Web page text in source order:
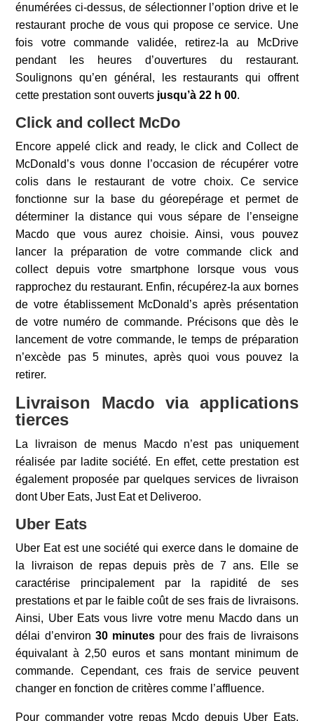
énumérées ci-dessus, de sélectionner l’option drive et le
restaurant proche de vous qui propose ce service. Une
fois votre commande validée, retirez-la au McDrive
pendant les heures d’ouvertures du restaurant.
Soulignons qu’en général, les restaurants qui offrent
cette prestation sont ouverts jusqu’à 22 h 00.
Click and collect McDo
Encore appelé click and ready, le click and Collect de
McDonald’s vous donne l’occasion de récupérer votre
colis dans le restaurant de votre choix. Ce service
fonctionne sur la base du géorepérage et permet de
déterminer la distance qui vous sépare de l’enseigne
Macdo que vous aurez choisie. Ainsi, vous pouvez
lancer la préparation de votre commande click and
collect depuis votre smartphone lorsque vous vous
rapprochez du restaurant. Enfin, récupérez-la aux bornes
de votre établissement McDonald’s après présentation
de votre numéro de commande. Précisons que dès le
lancement de votre commande, le temps de préparation
n’excède pas 5 minutes, après quoi vous pouvez la
retirer.
Livraison Macdo via applications
tierces
La livraison de menus Macdo n’est pas uniquement
réalisée par ladite société. En effet, cette prestation est
également proposée par quelques services de livraison
dont Uber Eats, Just Eat et Deliveroo.
Uber Eats
Uber Eat est une société qui exerce dans le domaine de
la livraison de repas depuis près de 7 ans. Elle se
caractérise principalement par la rapidité de ses
prestations et par le faible coût de ses frais de livraisons.
Ainsi, Uber Eats vous livre votre menu Macdo dans un
délai d’environ 30 minutespour des frais de livraisons
équivalant à 2,50 euros et sans montant minimum de
commande. Cependant, ces frais de service peuvent
changer en fonction de critères comme l’affluence.
Pour commander votre repas Mcdo depuis Uber Eats,